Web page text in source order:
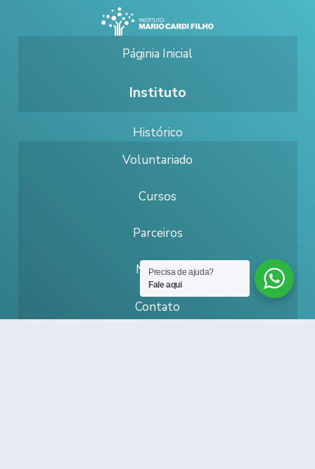
Páginia Inicial
Instituto
Histórico
Voluntariado
Cursos
Parceiros
Notícias
Contato
Precisa de ajuda?
Fale aqui